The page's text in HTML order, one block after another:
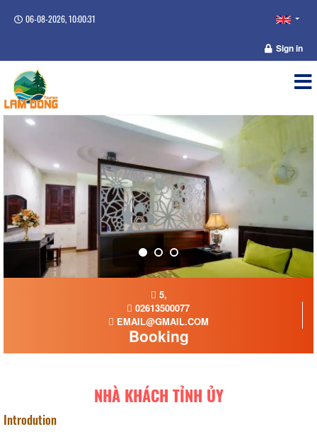
06-08-2026, 10:00:32
Sign in
5,
02613500077
EMAIL@GMAIL.COM
Booking
NHÀ KHÁCH TỈNH ỦY
Introdution